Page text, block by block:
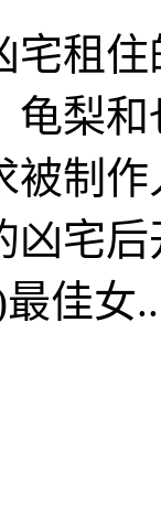
宅租
龟梨
被制
凶宅
最佳女